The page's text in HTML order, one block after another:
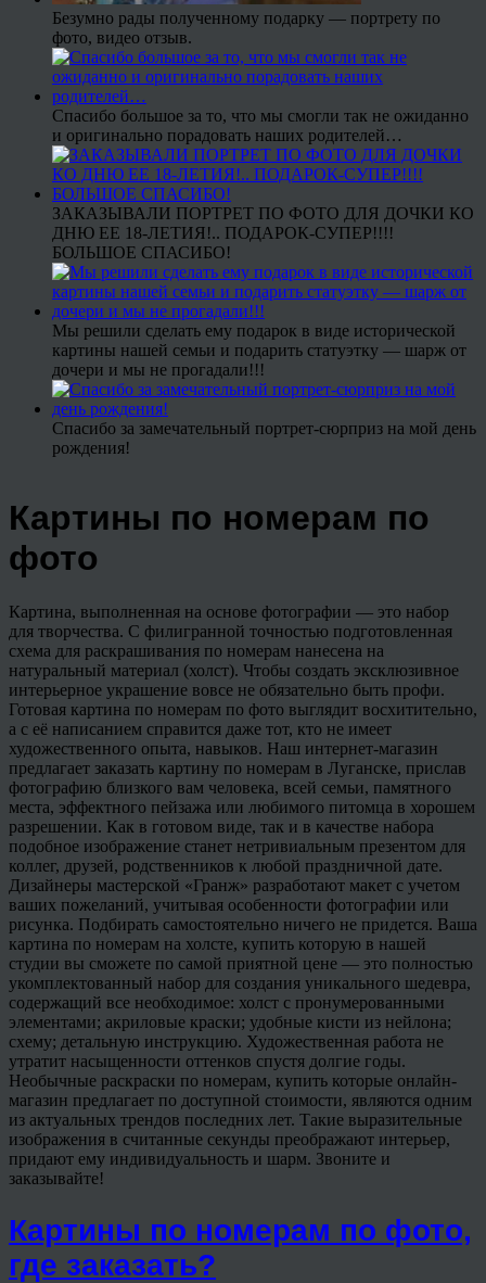
Безумно рады полученному подарку — портрету по
фото, видео отзыв.
Спасибо большое за то, что мы смогли так не ожиданно
и оригинально порадовать наших родителей…
ЗАКАЗЫВАЛИ ПОРТРЕТ ПО ФОТО ДЛЯ ДОЧКИ КО
ДНЮ ЕЕ 18-ЛЕТИЯ!.. ПОДАРОК-СУПЕР!!!!
БОЛЬШОЕ СПАСИБО!
Мы решили сделать ему подарок в виде исторической
картины нашей семьи и подарить статуэтку — шарж от
дочери и мы не прогадали!!!
Спасибо за замечательный портрет-сюрприз на мой день
рождения!
Картины по номерам по
фото
Картина, выполненная на основе фотографии — это набор
для творчества. С филигранной точностью подготовленная
схема для раскрашивания по номерам нанесена на
натуральный материал (холст). Чтобы создать эксклюзивное
интерьерное украшение вовсе не обязательно быть профи.
Готовая картина по номерам по фото выглядит восхитительно,
а с её написанием справится даже тот, кто не имеет
художественного опыта, навыков. Наш интернет-магазин
предлагает заказать картину по номерам в Луганске, прислав
фотографию близкого вам человека, всей семьи, памятного
места, эффектного пейзажа или любимого питомца в хорошем
разрешении. Как в готовом виде, так и в качестве набора
подобное изображение станет нетривиальным презентом для
коллег, друзей, родственников к любой праздничной дате.
Дизайнеры мастерской «Гранж» разработают макет с учетом
ваших пожеланий, учитывая особенности фотографии или
рисунка. Подбирать самостоятельно ничего не придется. Ваша
картина по номерам на холсте, купить которую в нашей
студии вы сможете по самой приятной цене — это полностью
укомплектованный набор для создания уникального шедевра,
содержащий все необходимое: холст с пронумерованными
элементами; акриловые краски; удобные кисти из нейлона;
схему; детальную инструкцию. Художественная работа не
утратит насыщенности оттенков спустя долгие годы.
Необычные раскраски по номерам, купить которые онлайн-
магазин предлагает по доступной стоимости, являются одним
из актуальных трендов последних лет. Такие выразительные
изображения в считанные секунды преображают интерьер,
придают ему индивидуальность и шарм. Звоните и
заказывайте!
Картины по номерам по фото,
где заказать?